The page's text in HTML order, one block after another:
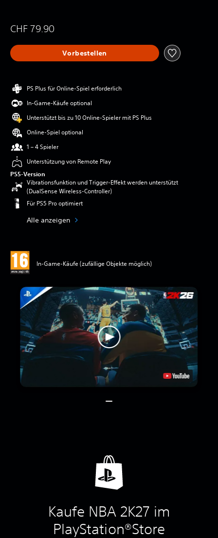
CHF 79.90
Vorbestellen
PS Plus für Online-Spiel erforderlich
In-Game-Käufe optional
Unterstützt bis zu 10 Online-Spieler mit PS Plus
Online-Spiel optional
1 – 4 Spieler
Unterstützung von Remote Play
PS5-Version
Vibrationsfunktion und Trigger-Effekt werden unterstützt
(DualSense Wireless-Controller)
Für PS5 Pro optimiert
Alle anzeigen
In-Game-Käufe (zufällige Objekte möglich)
Kaufe NBA 2K27 im
PlayStation®Store